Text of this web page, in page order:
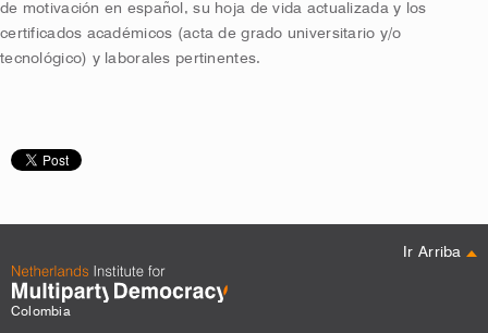
de motivación en español, su hoja de vida actualizada y los
certificados académicos (acta de grado universitario y/o
tecnológico) y laborales pertinentes.
Ir Arriba
Colombia